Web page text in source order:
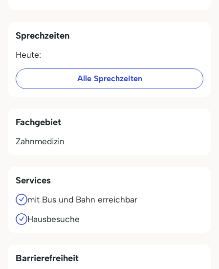
Sprechzeiten
Heute:
Alle Sprechzeiten
Fachgebiet
Zahnmedizin
Services
mit Bus und Bahn erreichbar
Hausbesuche
Barrierefreiheit